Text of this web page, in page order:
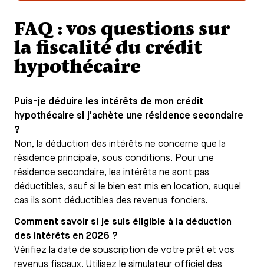
FAQ : vos questions sur
la fiscalité du crédit
hypothécaire
Puis-je déduire les intérêts de mon crédit
hypothécaire si j’achète une résidence secondaire
?
Non, la déduction des intérêts ne concerne que la
résidence principale, sous conditions. Pour une
résidence secondaire, les intérêts ne sont pas
déductibles, sauf si le bien est mis en location, auquel
cas ils sont déductibles des revenus fonciers.
Comment savoir si je suis éligible à la déduction
des intérêts en 2026 ?
Vérifiez la date de souscription de votre prêt et vos
revenus fiscaux. Utilisez le simulateur officiel des